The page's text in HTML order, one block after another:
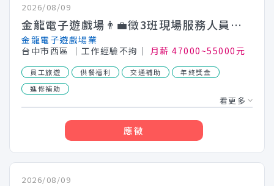
2026/08/09
金龍電子遊戲場👨‍💼徵3班現場服務人員👩‍💼✨福利佳(需附照片.自傳)
金龍電子遊戲場業
台中市西區
│工作經驗不拘│ 月薪 47000~55000元
員工旅遊 供餐福利 交通補助
年終獎金
進修補助
看更多
應徵
2026/08/09